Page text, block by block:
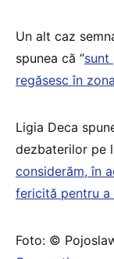
Un alt caz
spunea că “sunt
regăsesc în
Ligia Deca
dezbaterilor pe
considerăm, în
fericită pentru a
Foto: ©